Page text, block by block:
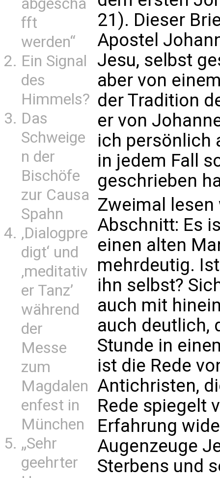
abgescha
fft
werden“
Ein Signal
des
Himmels?
Das
Schweige
n der
Bischöfe
zur Causa
Spahn
‚Dialogpre
digt‘ und
‚meditativ
er Tanz’
während
der
Messe
zum
Magdalen
enfest in
München
„Sehr
geehrter
21). Dieser
Apostel
Jesu, selbst
aber von
der Tradition
er von
ich persönlich
in jedem Fall
geschrieben
Zweimal
Abschnitt: Es
einen alten
mehrdeutig.
ihn selbst?
auch mit
auch deutlich,
Stunde in
ist die Rede
Antichristen,
Rede spiegelt
Erfahrung
Augenzeuge
Sterbens und